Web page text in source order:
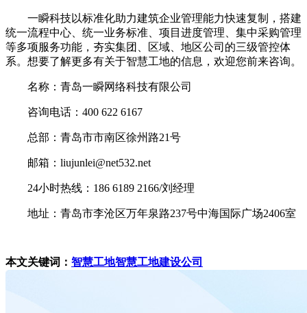
一瞬科技以标准化助力建筑企业管理能力快速复制，搭建
统一流程中心、统一业务标准、项目进度管理、集中采购管理
等多项服务功能，夯实集团、区域、地区公司的三级管控体
系。想要了解更多有关于智慧工地的信息，欢迎您前来咨询。
名称：青岛一瞬网络科技有限公司
咨询电话：400 622 6167
总部：青岛市市南区徐州路21号
邮箱：liujunlei@net532.net
24小时热线：186 6189 2166/刘经理
地址：青岛市李沧区万年泉路237号中海国际广场2406室
本文关键词： 智慧工地智慧工地建设公司